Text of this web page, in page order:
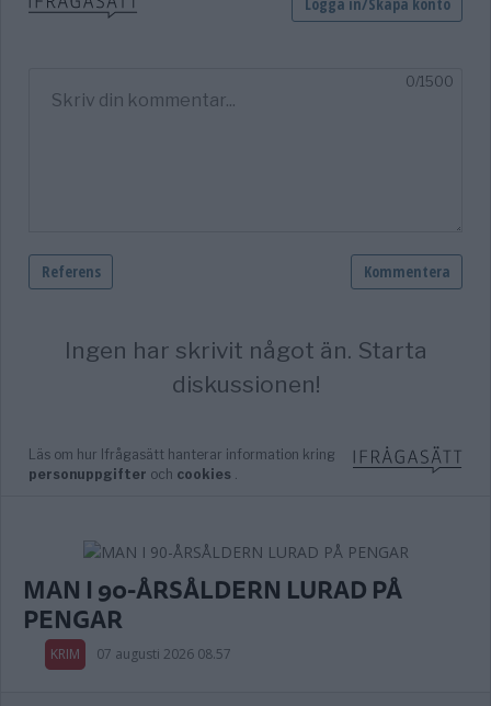
MAN I 90-ÅRSÅLDERN LURAD PÅ
PENGAR
KRIM 07 augusti 2026 08.57